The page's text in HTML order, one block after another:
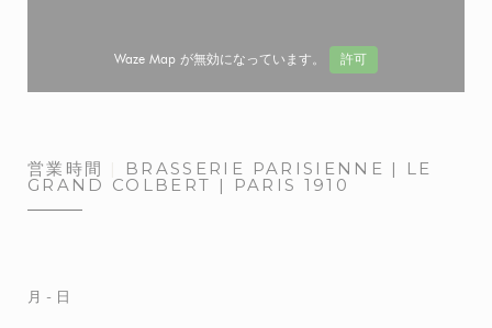
Waze Map が無効になっています。 許可
営業時間 BRASSERIE PARISIENNE | LE
GRAND COLBERT | PARIS 1910
月 - 日